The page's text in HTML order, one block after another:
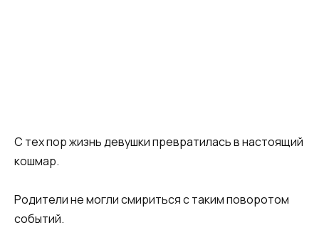
С тех пор жизнь девушки превратилась в настоящий
кошмар.
Родители не могли смириться с таким поворотом
событий.